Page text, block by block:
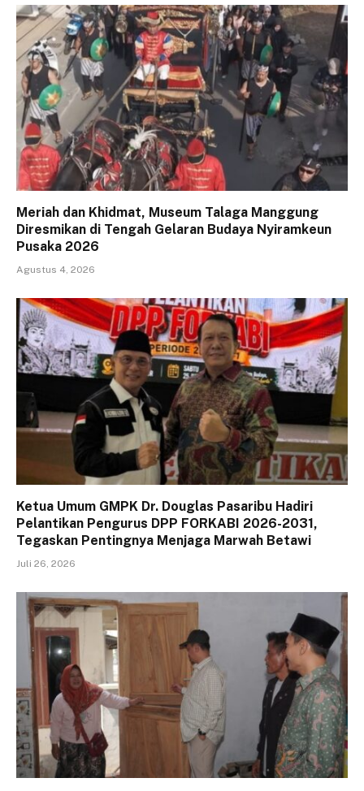
Meriah dan Khidmat, Museum Talaga Manggung
Diresmikan di Tengah Gelaran Budaya Nyiramkeun
Pusaka 2026
Agustus 4, 2026
Ketua Umum GMPK Dr. Douglas Pasaribu Hadiri
Pelantikan Pengurus DPP FORKABI 2026-2031,
Tegaskan Pentingnya Menjaga Marwah Betawi
Juli 26, 2026